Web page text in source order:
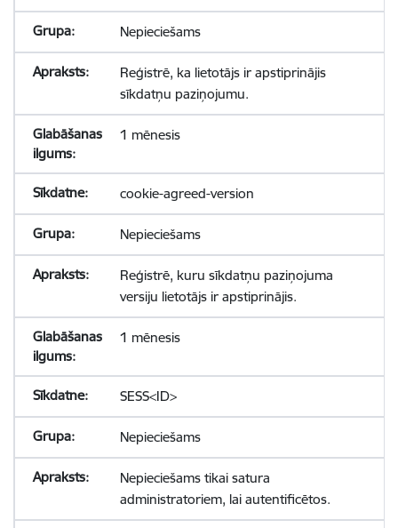
Nepieciešams
Reģistrē, ka lietotājs ir apstiprinājis
sīkdatņu paziņojumu.
1 mēnesis
cookie-agreed-version
Nepieciešams
Reģistrē, kuru sīkdatņu paziņojuma
versiju lietotājs ir apstiprinājis.
1 mēnesis
SESS<ID>
Nepieciešams
Nepieciešams tikai satura
administratoriem, lai autentificētos.